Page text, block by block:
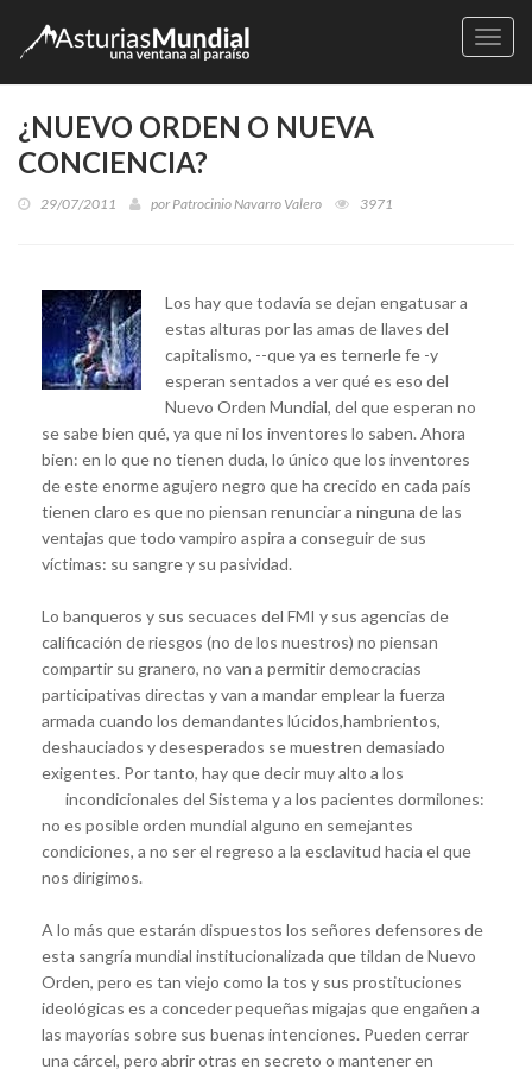
¿NUEVO ORDEN O NUEVA
CONCIENCIA?
29/07/2011 porPatrocinio Navarro Valero 3971
Los hay que todavía se dejan engatusar a
estas alturas por las amas de llaves del
capitalismo, --que ya es ternerle fe -y
esperan sentados a ver qué es eso del
Nuevo Orden Mundial, del que esperan no
se sabe bien qué, ya que ni los inventores lo saben. Ahora
bien: en lo que no tienen duda, lo único que los inventores
de este enorme agujero negro que ha crecido en cada país
tienen claro es que no piensan renunciar a ninguna de las
ventajas que todo vampiro aspira a conseguir de sus
víctimas: su sangre y su pasividad.
Lo banqueros y sus secuaces del FMI y sus agencias de
calificación de riesgos (no de los nuestros) no piensan
compartir su granero, no van a permitir democracias
participativas directas y van a mandar emplear la fuerza
armada cuando los demandantes lúcidos,hambrientos,
deshauciados y desesperados se muestren demasiado
exigentes. Por tanto, hay que decir muy alto a los
incondicionales del Sistema y a los pacientes dormilones:
no es posible orden mundial alguno en semejantes
condiciones, a no ser el regreso a la esclavitud hacia el que
nos dirigimos.
A lo más que estarán dispuestos los señores defensores de
esta sangría mundial institucionalizada que tildan de Nuevo
Orden, pero es tan viejo como la tos y sus prostituciones
ideológicas es a conceder pequeñas migajas que engañen a
las mayorías sobre sus buenas intenciones. Pueden cerrar
una cárcel, pero abrir otras en secreto o mantener en